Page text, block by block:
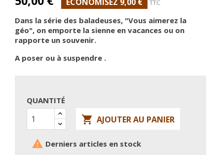
TTC
Dans la série des baladeuses, "Vous aimerez la
géo", on emporte la sienne en vacances ou on
rapporte un souvenir.
A poser ou à suspendre .
QUANTITÉ
 AJOUTER AU PANIER
 Derniers articles en stock